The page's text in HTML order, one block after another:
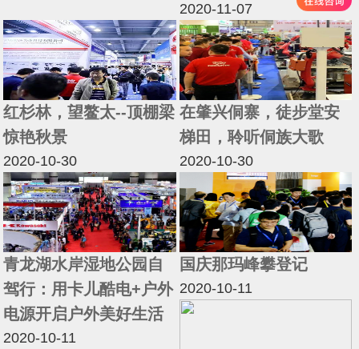
2020-11-07
红杉林，望鳌太--顶棚梁
惊艳秋景
2020-10-30
在肇兴侗寨，徒步堂安
梯田，聆听侗族大歌
2020-10-30
青龙湖水岸湿地公园自
驾行：用卡儿酷电+户外
电源开启户外美好生活
2020-10-11
国庆那玛峰攀登记
2020-10-11